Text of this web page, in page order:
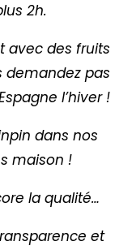
2h.
avec des fruits
demandez pas
l’hiver !
dans nos
maison !
la qualité…
et